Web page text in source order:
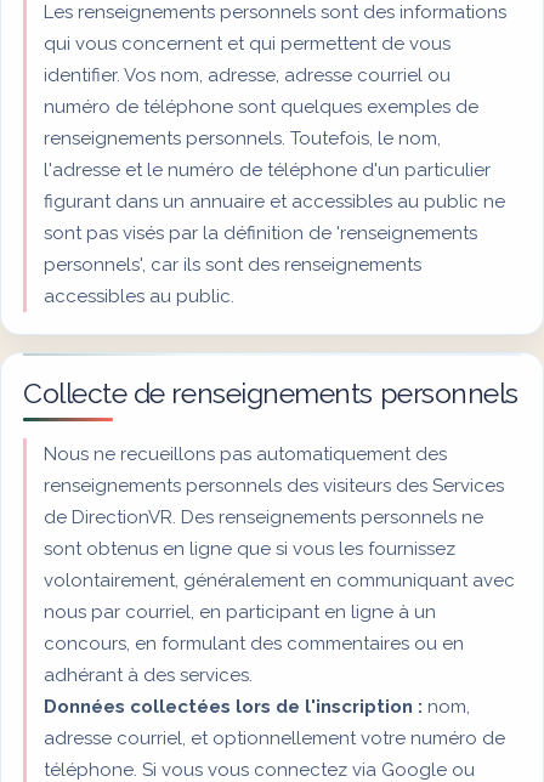
Les renseignements personnels sont des informations
qui vous concernent et qui permettent de vous
identifier. Vos nom, adresse, adresse courriel ou
numéro de téléphone sont quelques exemples de
renseignements personnels. Toutefois, le nom,
l'adresse et le numéro de téléphone d'un particulier
figurant dans un annuaire et accessibles au public ne
sont pas visés par la définition de 'renseignements
personnels', car ils sont des renseignements
accessibles au public.
Collecte de renseignements personnels
Nous ne recueillons pas automatiquement des
renseignements personnels des visiteurs des Services
de DirectionVR. Des renseignements personnels ne
sont obtenus en ligne que si vous les fournissez
volontairement, généralement en communiquant avec
nous par courriel, en participant en ligne à un
concours, en formulant des commentaires ou en
adhérant à des services.
Données collectées lors de l'inscription : nom,
adresse courriel, et optionnellement votre numéro de
téléphone. Si vous vous connectez via Google ou